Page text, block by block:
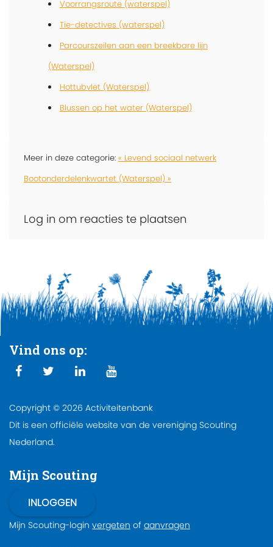
Voorrangsroute (waterspel)
Tie-detectives (waterspel)
Parcourszeilen aan een breekbare lijn
(Waterspel)
Hottubvlet (Waterspel)
Blussen op het water (Waterspel)
Meer in deze categorie: « Levend sociaal netwerk
Bootonderdelenkwartet (Waterspel) »
Log in om reacties te plaatsen
Vind ons op:
Copyright © 2026 Activiteitenbank
Dit is een officiële website van de vereniging Scouting
Nederland.
Mijn Scouting
Mijn Scouting-login vergeten of aanvragen